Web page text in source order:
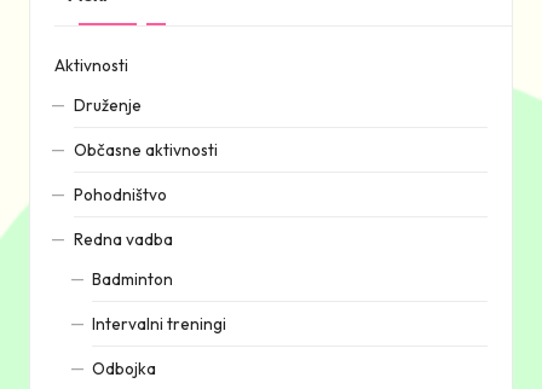
Aktivnosti
Druženje
Občasne aktivnosti
Pohodništvo
Redna vadba
Badminton
Intervalni treningi
Odbojka